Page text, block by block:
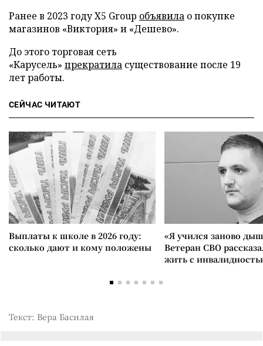
Ранее в 2023 году X5 Group объявила о покупке
магазинов «Виктория» и «Дешево».
До этого торговая сеть
«Карусель» прекратила существование после 19
лет работы.
СЕЙЧАС ЧИТАЮТ
Выплаты к школе в 2026 году:
сколько дают и кому положены
«Я учился заново
Ветеран СВО
жить с
Текст: Вера Басилая